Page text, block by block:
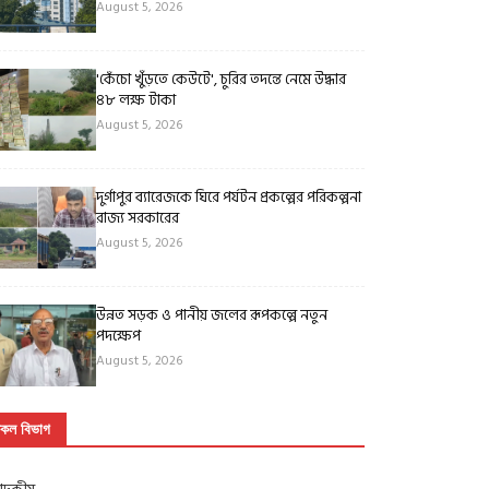
August 5, 2026
'কেঁচো খুঁড়তে কেউটে', চুরির তদন্তে নেমে উদ্ধার
৪৮ লক্ষ টাকা
August 5, 2026
দুর্গাপুর ব্যারেজকে ঘিরে পর্যটন প্রকল্পের পরিকল্পনা
রাজ্য সরকারের
August 5, 2026
উন্নত সড়ক ও পানীয় জলের রূপকল্পে নতুন
পদক্ষেপ
August 5, 2026
বিভাগ